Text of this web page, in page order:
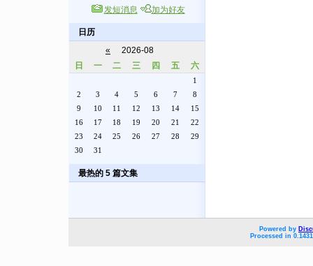
发短消息
加为好友
日历
«
2026-08
日
一 二 三 四 五 六
1
2
3 4 5 6 7
8
9
10 11 12 13 14
15
16
17 18 19 20 21
22
23
24 25 26 27 28
29
30
31
最热的 5 篇文集
Powered by
Processed in